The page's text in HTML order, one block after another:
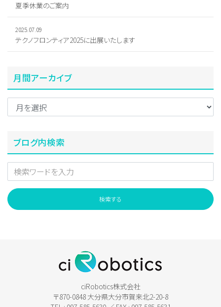
夏季休業のご案内
2025.07.09
テクノフロンティア2025に出展いたします
月間アーカイブ
ブログ内検索
ciRobotics株式会社
〒870-0848 大分県大分市賀来北2-20-8